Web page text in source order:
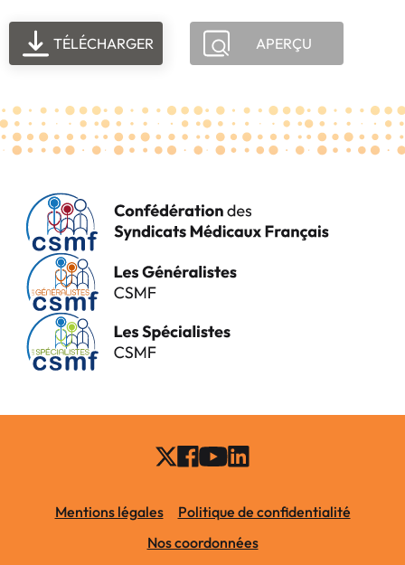
TÉLÉCHARGER APERÇU
Mentions légales
Politique de confidentialité
Nos coordonnées